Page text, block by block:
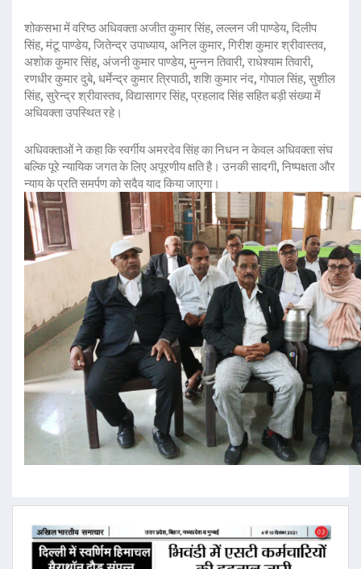
शोकसभा में वरिष्ठ अधिवक्ता अजीत कुमार सिंह, लल्लन जी पाण्डेय, दिलीप
सिंह, मंटू पाण्डेय, जितेन्द्र उपाध्याय, अनिल कुमार, गिरीश कुमार श्रीवास्तव,
अशोक कुमार सिंह, अंजनी कुमार पाण्डेय, मुन्नन तिवारी, राधेश्याम तिवारी,
रणधीर कुमार दुबे, धर्मेन्द्र कुमार त्रिपाठी, शशि कुमार नंद, गोपाल सिंह, सुशील
सिंह, सुरेन्द्र श्रीवास्तव, विद्यासागर सिंह, प्रहलाद सिंह सहित बड़ी संख्या में
अधिवक्ता उपस्थित रहे।
अधिवक्ताओं ने कहा कि स्वर्गीय अमरदेव सिंह का निधन न केवल अधिवक्ता संघ
बल्कि पूरे न्यायिक जगत के लिए अपूरणीय क्षति है। उनकी सादगी, निष्पक्षता और
न्याय के प्रति समर्पण को सदैव याद किया जाएगा।